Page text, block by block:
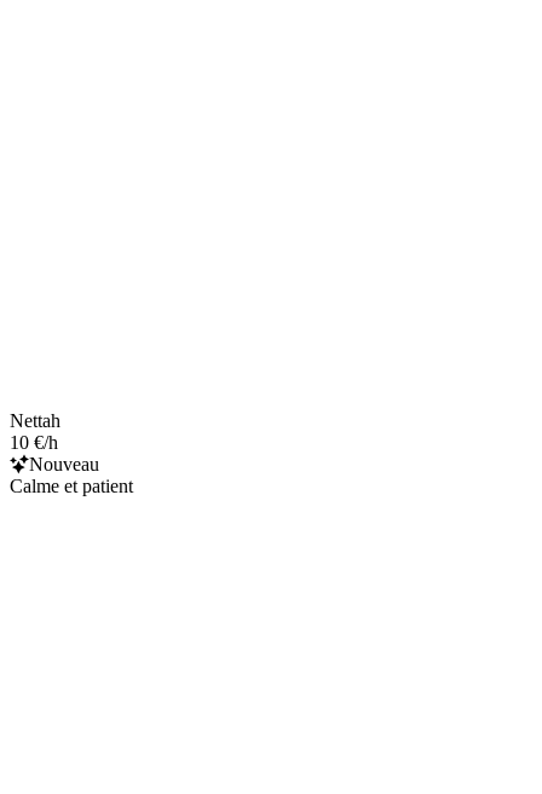
Nettah
10 €/h
Nouveau
Calme et patient